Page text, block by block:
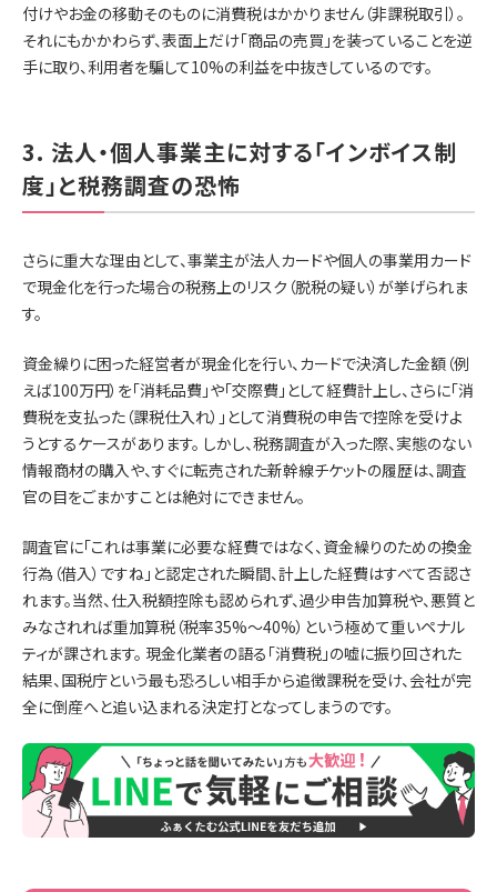
付けやお金の移動そのものに消費税はかかりません（非課税取引）。
それにもかかわらず、表面上だけ「商品の売買」を装っていることを逆
手に取り、利用者を騙して10%の利益を中抜きしているのです。
3. 法人・個人事業主に対する「インボイス制
度」と税務調査の恐怖
さらに重大な理由として、事業主が法人カードや個人の事業用カード
で現金化を行った場合の税務上のリスク（脱税の疑い）が挙げられま
す。
資金繰りに困った経営者が現金化を行い、カードで決済した金額（例
えば100万円）を「消耗品費」や「交際費」として経費計上し、さらに「消
費税を支払った（課税仕入れ）」として消費税の申告で控除を受けよ
うとするケースがあります。 しかし、税務調査が入った際、実態のない
情報商材の購入や、すぐに転売された新幹線チケットの履歴は、調査
官の目をごまかすことは絶対にできません。
調査官に「これは事業に必要な経費ではなく、資金繰りのための換金
行為（借入）ですね」と認定された瞬間、計上した経費はすべて否認さ
れます。当然、仕入税額控除も認められず、過少申告加算税や、悪質と
みなされれば重加算税（税率35%〜40%）という極めて重いペナル
ティが課されます。 現金化業者の語る「消費税」の嘘に振り回された
結果、国税庁という最も恐ろしい相手から追徴課税を受け、会社が完
全に倒産へと追い込まれる決定打となってしまうのです。